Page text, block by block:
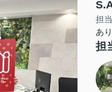
担
あ
担